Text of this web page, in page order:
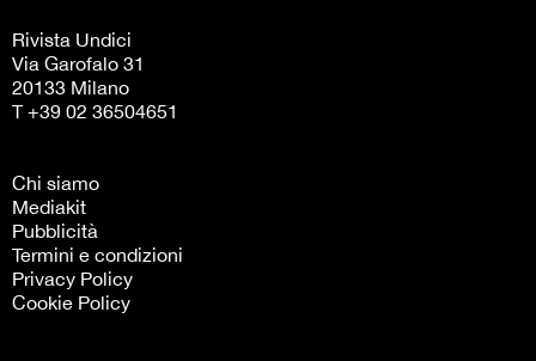
Rivista Undici
Via Garofalo 31
20133 Milano
T +39 02 36504651
Chi siamo
Mediakit
Pubblicità
Termini e condizioni
Privacy Policy
Cookie Policy